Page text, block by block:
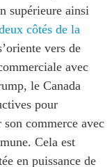
supérieure ainsi
côtés de la
vers de
avec
le Canada
pour
commerce avec
Cela est
en puissance de